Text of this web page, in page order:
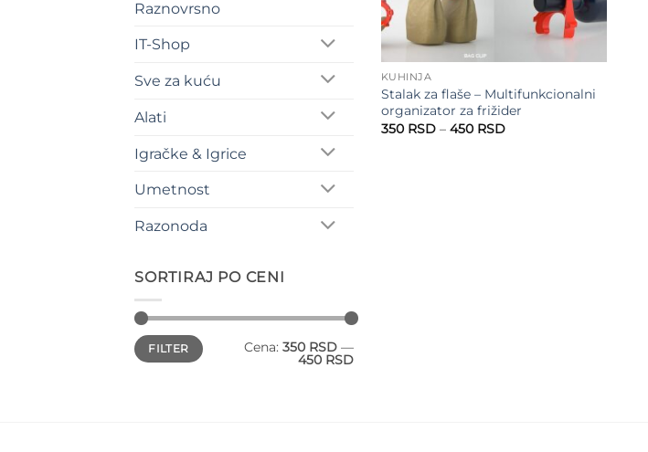
Raznovrsno
IT-Shop
Sve za kuću
Alati
Igračke & Igrice
Umetnost
Razonoda
SORTIRAJ PO CENI
Minimalna
cena
Maksimalna
cenaFILTER Cena: 350 RSD —
450 RSD
KUHINJA
Stalak za flaše – Multifunkcionalni
organizator za frižider
350 RSD – 450 RSDRaspon